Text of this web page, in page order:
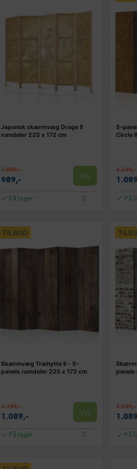
Japansk skærmvæg Drage II
rumdeler 225 x 172 cm
1.049,-
989,- Vis
På lager
5-
Circle
1.149,-
På
TILBUD
Skærmvæg Træhytte II - 5-
panels rumdeler 225 x 172 cm
1.149,-
1.089,- Vis
På lager
panels
1.149,-
På